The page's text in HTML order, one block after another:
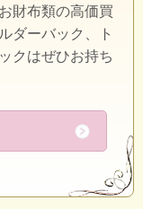
財布類の高価買
ダーバック、ト
クはぜひお持ち